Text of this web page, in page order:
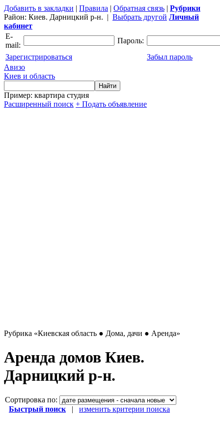
Добавить в закладки | Правила | Обратная связь | Рубрики
Район: Киев. Дарницкий р-н. | Выбрать другой Личный
кабинет
E-
mail:
Пароль:
Зарегистрироваться
Забыл пароль
Авизо
Киев и область
Пример: квартира студия
Расширенный поиск + Подать объявление
Рубрика «Киевская область ● Дома, дачи ● Аренда»
Аренда домов Киев.
Дарницкий р-н.
Сортировка по:
Быстрый поиск | изменить критерии поиска